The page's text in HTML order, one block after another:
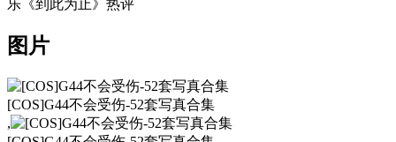
乐《到此为止》热评
图片
[COS]G44不会受伤-52套写真合集
,